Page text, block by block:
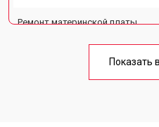
Ремонт материнской платы
Показать